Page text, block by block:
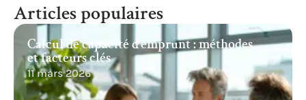
Articles populaires
Calcul de capacité d’emprunt : méthodes
et facteurs clés
11 mars 2026